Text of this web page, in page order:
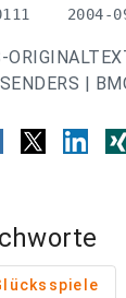
2004-
|